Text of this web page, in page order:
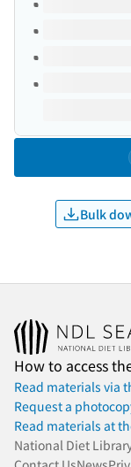
Bulk
How to access
Read materials via
Request a
Read materials at
National Diet